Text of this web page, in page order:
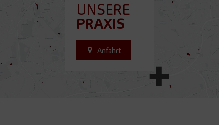
UNSERE
PRAXIS
Anfahrt